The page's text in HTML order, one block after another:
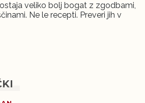
veliko bolj bogat z zgodbami,
Ne le recepti. Preveri jih v